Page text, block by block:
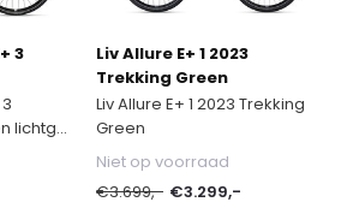
3
lichtg...
Liv Allure E+ 1 2023
Trekking Green
Liv Allure E+ 1 2023 Trekking
Green
Niet op voorraad
€3.699,- €3.299,-